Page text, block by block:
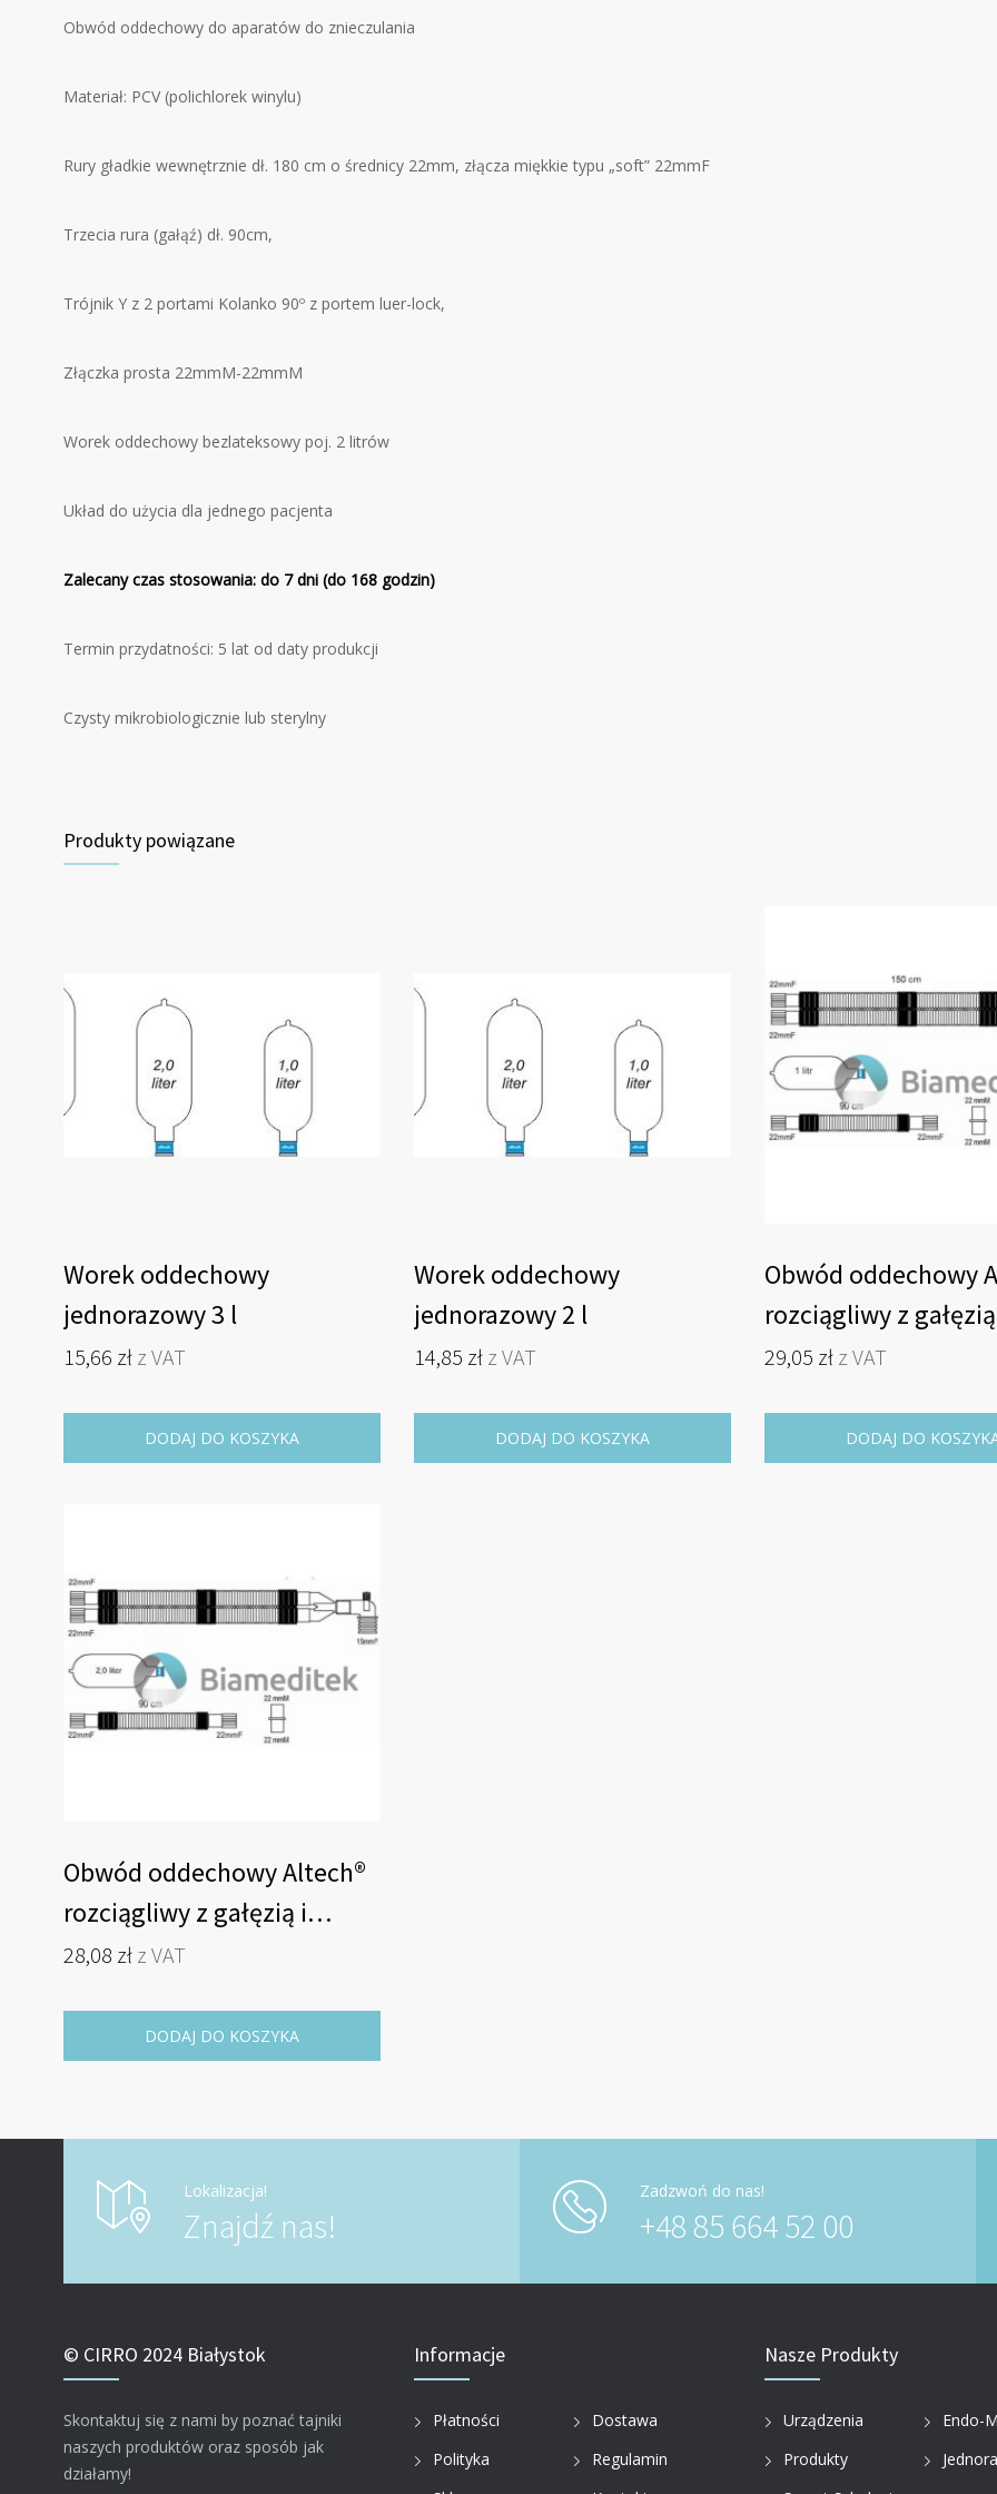
Obwód oddechowy do aparatów do znieczulania
Materiał: PCV (polichlorek winylu)
Rury gładkie wewnętrznie dł. 180 cm o średnicy 22mm, złącza miękkie typu „soft” 22mmF
Trzecia rura (gałąź) dł. 90cm,
Trójnik Y z 2 portami Kolanko 90º z portem luer-lock,
Złączka prosta 22mmM-22mmM
Worek oddechowy bezlateksowy poj. 2 litrów
Układ do użycia dla jednego pacjenta
Zalecany czas stosowania: do 7 dni (do 168 godzin)
Termin przydatności: 5 lat od daty produkcji
Czysty mikrobiologicznie lub sterylny
Produkty powiązane
Worek oddechowy
jednorazowy 3 l
15,66 zł z VAT
DODAJ DO KOSZYKA
Worek oddechowy
jednorazowy 2 l
14,85 zł z VAT
DODAJ DO KOSZYKA
Obwód oddechowy
rozciągliwy z
workiem 1 litr
29,05 zł z VAT
DODAJ DO
Obwód oddechowy Altech®
rozciągliwy z gałęzią i
workiem dla dorosłych
28,08 zł z VAT
DODAJ DO KOSZYKA
Lokalizacja!
Znajdź nas!
Zadzwoń do nas!
+48 85 664 52 00
© CIRRO 2024 Białystok
Skontaktuj się z nami by poznać tajniki
naszych produktów oraz sposób jak
działamy!
Informacje
Płatności
Dostawa
Polityka
Regulamin
Nasze Produkty
Urządzenia
Endo-
Produkty